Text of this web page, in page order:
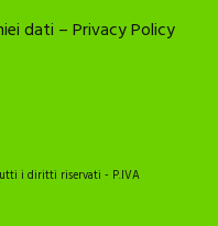
dati –Privacy Policy
i diritti riservati - P.IVA